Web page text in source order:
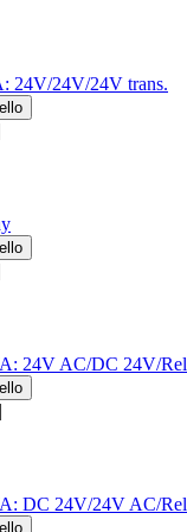
24V/24V/24V trans.
24V AC/DC 24V/
|
DC 24V/24V AC/